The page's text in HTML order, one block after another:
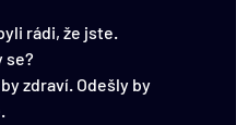
rádi, že jste.
se?
zdraví. Odešly by